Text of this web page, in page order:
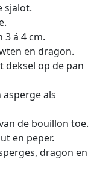
sjalot.
3 á 4 cm.
en dragon.
deksel op de pan
als
de bouillon toe.
en peper.
dragon en